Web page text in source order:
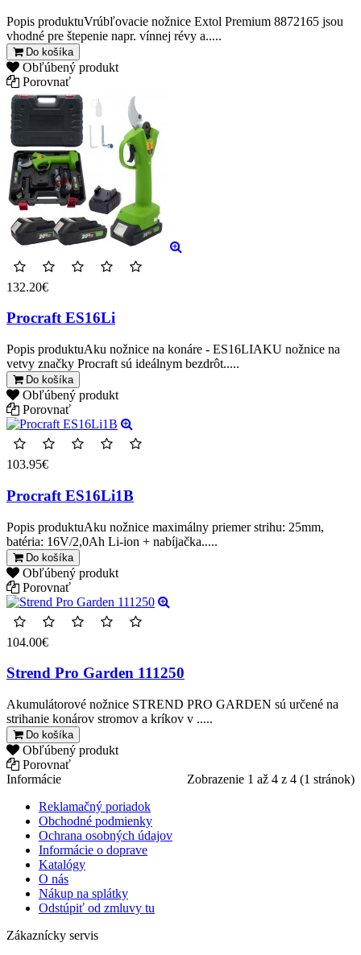
Popis produktuVrúbľovacie nožnice Extol Premium 8872165 jsou
vhodné pre štepenie napr. vínnej révy a.....
Do košíka
Obľúbený produkt
Porovnať
132.20€
Procraft ES16Li
Popis produktuAku nožnice na konáre - ES16LIAKU nožnice na
vetvy značky Procraft sú ideálnym bezdrôt.....
Do košíka
Obľúbený produkt
Porovnať
103.95€
Procraft ES16Li1B
Popis produktuAku nožnice maximálny priemer strihu: 25mm,
batéria: 16V/2,0Ah Li-ion + nabíjačka.....
Do košíka
Obľúbený produkt
Porovnať
104.00€
Strend Pro Garden 111250
Akumulátorové nožnice STREND PRO GARDEN sú určené na
strihanie konárov stromov a kríkov v .....
Do košíka
Obľúbený produkt
Porovnať
Zobrazenie 1 až 4 z 4 (1 stránok)
Informácie
Reklamačný poriadok
Obchodné podmienky
Ochrana osobných údajov
Informácie o doprave
Katalógy
O nás
Nákup na splátky
Odstúpiť od zmluvy tu
Zákaznícky servis